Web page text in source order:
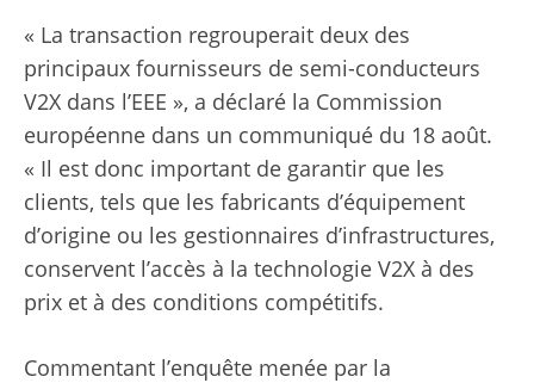
« La transaction regrouperait deux des
principaux fournisseurs de semi-conducteurs
V2X dans l’EEE », a déclaré la Commission
européenne dans un communiqué du 18 août.
« Il est donc important de garantir que les
clients, tels que les fabricants d’équipement
d’origine ou les gestionnaires d’infrastructures,
conservent l’accès à la technologie V2X à des
prix et à des conditions compétitifs.
Commentant l’enquête menée par la